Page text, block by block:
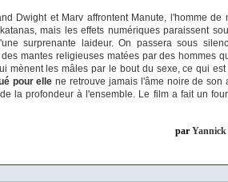
Dwight et Marv affrontent Manute, l'homme de
mais les effets numériques paraissent
surprenante laideur. On passera sous
mantes religieuses matées par des hommes
mènent les mâles par le bout du sexe, ce qui est
pour elle ne retrouve jamais l'âme noire de son
la profondeur à l'ensemble. Le film a fait un
par Yannick